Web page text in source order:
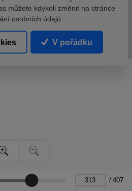
/ 407
můžete kdykoli změnit na stránce
osobních údajů.
V pořádku